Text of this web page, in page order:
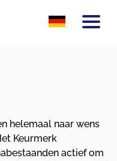
helemaal naar wens
Keurmerk
actief om